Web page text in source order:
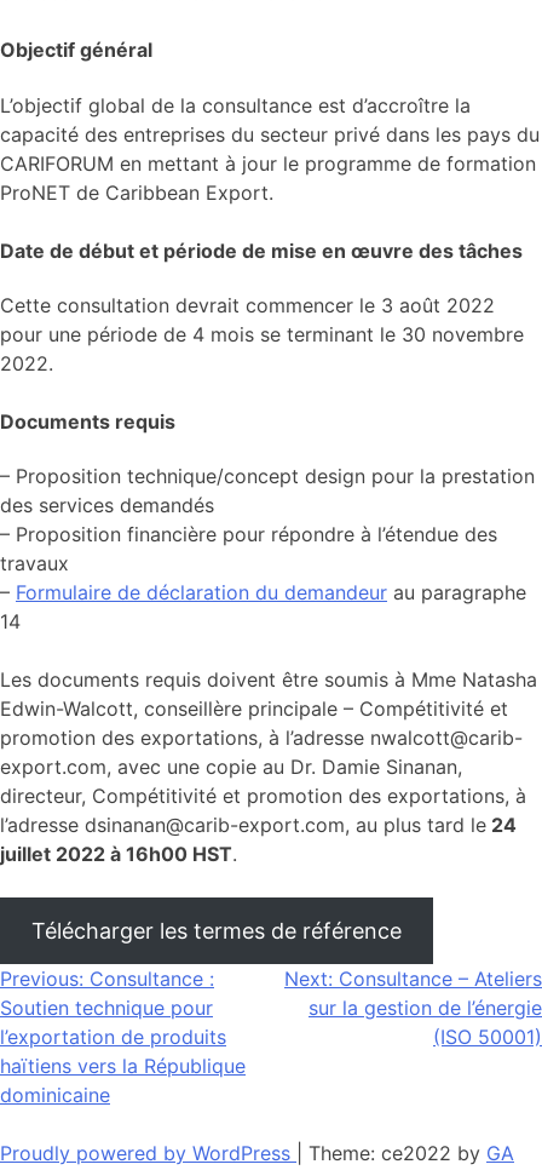
Objectif général
L’objectif global de la consultance est d’accroître la
capacité des entreprises du secteur privé dans les pays du
CARIFORUM en mettant à jour le programme de formation
ProNET de Caribbean Export.
Date de début et période de mise en œuvre des tâches
Cette consultation devrait commencer le 3 août 2022
pour une période de 4 mois se terminant le 30 novembre
2022.
Documents requis
– Proposition technique/concept design pour la prestation
des services demandés
– Proposition financière pour répondre à l’étendue des
travaux
– Formulaire de déclaration du demandeur au paragraphe
14
Les documents requis doivent être soumis à Mme Natasha
Edwin-Walcott, conseillère principale – Compétitivité et
promotion des exportations, à l’adresse nwalcott@carib-
export.com, avec une copie au Dr. Damie Sinanan,
directeur, Compétitivité et promotion des exportations, à
l’adresse dsinanan@carib-export.com, au plus tard le 24
juillet 2022 à 16h00 HST.
Télécharger les termes de référence
Navigation
de
l’article
Previous: Consultance :
Soutien technique pour
l’exportation de produits
haïtiens vers la République
dominicaine
Next: Consultance – Ateliers
sur la gestion de l’énergie
(ISO 50001)
Proudly powered by WordPress Theme: ce2022 by GA